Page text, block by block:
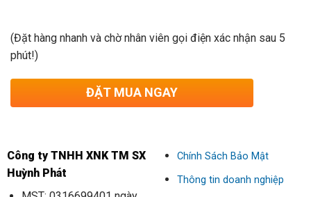
(Đặt hàng nhanh và chờ nhân viên gọi điện xác nhận sau 5
phút!)
ĐẶT MUA NGAY
Công ty TNHH XNK TM SX
Huỳnh Phát
Chính Sách Bảo Mật
Thông tin doanh nghiệp